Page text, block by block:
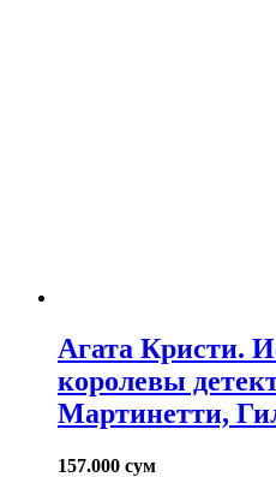
Агата Кристи.
королевы
Мартинетти,
157.000 сум